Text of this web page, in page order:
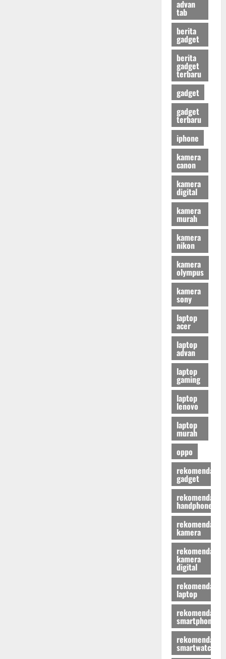
advan
tab
berita
gadget
berita
gadget
terbaru
gadget
gadget
terbaru
iphone
kamera
canon
kamera
digital
kamera
murah
kamera
nikon
kamera
olympus
kamera
sony
laptop
acer
laptop
advan
laptop
gaming
laptop
lenovo
laptop
murah
oppo
rekomendasi
gadget
rekomendasi
handphone
rekomendasi
kamera
rekomendasi
kamera
digital
rekomendasi
laptop
rekomendasi
smartphone
rekomendasi
smartwatch